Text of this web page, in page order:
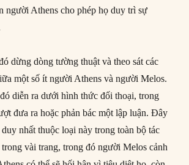
người Athens cho phép họ duy trì sự
dừng dòng tường thuật và theo sát các
một số ít người Athens và người Melos.
diễn ra dưới hình thức đối thoại, trong
đưa ra hoặc phản bác một lập luận. Đây
nhất thuộc loại này trong toàn bộ tác
vài trang, trong đó người Melos cảnh